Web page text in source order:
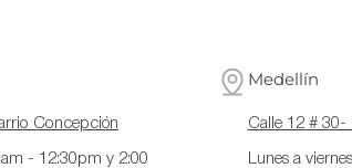
Concepción
- 12:30pm y 2:00
Medellín
Calle 12 # 30-
Lunes a